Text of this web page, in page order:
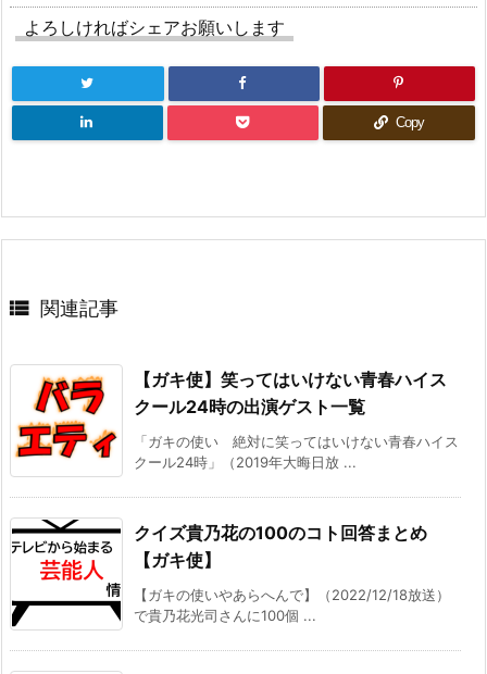
よろしければシェアお願いします
Copy
 関連記事
【ガキ使】笑ってはいけない青春ハイス
クール24時の出演ゲスト一覧
「ガキの使い 絶対に笑ってはいけない青春ハイス
クール24時」（2019年大晦日放 ...
クイズ貴乃花の100のコト回答まとめ
【ガキ使】
【ガキの使いやあらへんで】（2022/12/18放送）
で貴乃花光司さんに100個 ...